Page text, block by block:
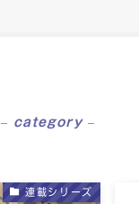
– category –
連載シリーズ